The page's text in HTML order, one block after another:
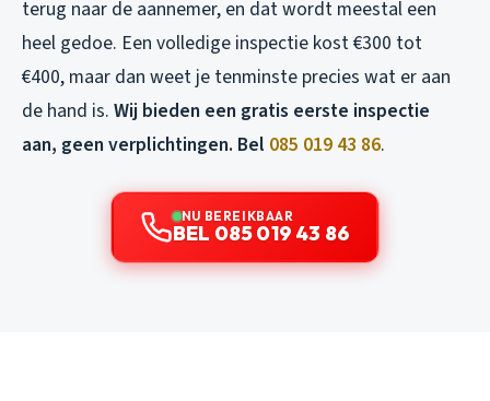
terug naar de aannemer, en dat wordt meestal een
heel gedoe. Een volledige inspectie kost €300 tot
€400, maar dan weet je tenminste precies wat er aan
de hand is. Wij bieden een gratis eerste inspectie
aan, geen verplichtingen. Bel 085 019 43 86.
NU BEREIKBAAR
BEL 085 019 43 86